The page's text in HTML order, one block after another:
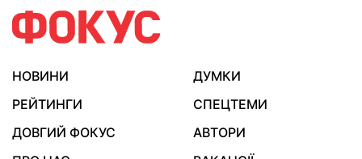
НОВИНИ
ДУМКИ
РЕЙТИНГИ
СПЕЦТЕМИ
ДОВГИЙ ФОКУС
АВТОРИ